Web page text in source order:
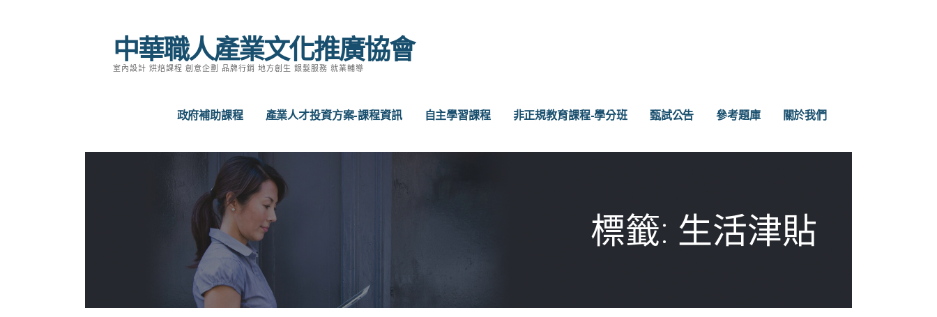
中華職人產業文化推廣協會
室內設計 烘焙課程 創意企劃 品牌行銷 地方創生 銀髮服務 就業輔導
政府補助課程 產業人才投資方案-課程資訊 自主學習課程 非正規教育課程-學分班 甄試公告 參考題庫 關於我們
標籤: 生活津貼